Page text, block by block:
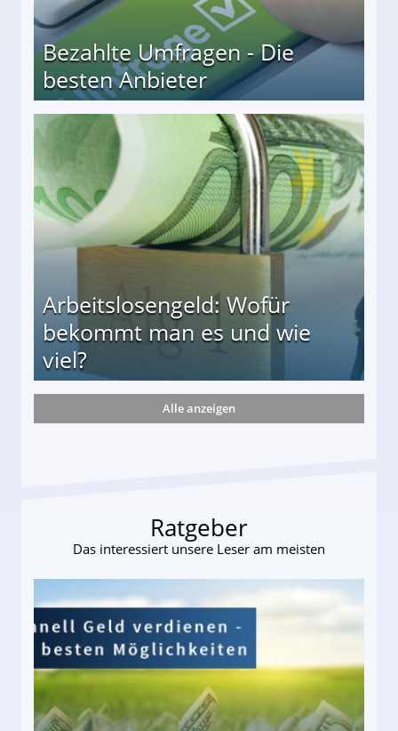
Bezahlte Umfragen - Die
besten Anbieter
Arbeitslosengeld: Wofür
bekommt man es und wie
viel?
und wie viel?
Alle anzeigen
Ratgeber
Das interessiert unsere Leser am meisten